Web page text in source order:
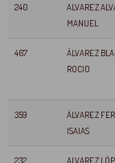
240
ALVAREZ
MANUEL
467
ÁLVAREZ
ROCIO
359
ÁLVAREZ
ISAIAS
232 ALVAREZ